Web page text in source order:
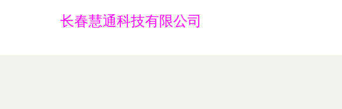
长春慧通科技有限公司